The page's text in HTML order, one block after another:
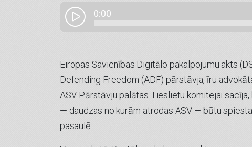
0:00
Eiropas Savienības Digitālo pakalpojumu akts
Defending Freedom (ADF) pārstāvja, īru
ASV Pārstāvju palātas Tieslietu komitejai
— daudzas no kurām atrodas ASV — būtu
pasaulē.